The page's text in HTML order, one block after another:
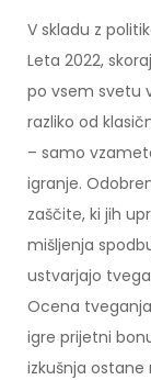
V skladu z
Leta 2022,
po vsem svetu
razliko od
– samo
igranje.
zaščite, ki jih
mišljenja
ustvarjajo
Ocena
igre prijetni
izkušnja ostane